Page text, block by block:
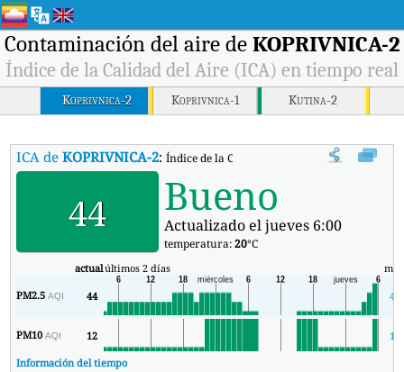
Contaminación del aire de KOPRIVNICA-2
Índice de la Calidad del Aire (ICA) en tiempo real
Koprivnica-2 Koprivnica-1 Kutina-2
ICA deKOPRIVNICA-2:Índice de la Calidad del Aire (ICA) de
44 Bueno
Actualizado el jueves 6:00
temperatura:20°C
actualúltimos 2 días
PM2.5AQI 44 41
PM10AQI 12
11
Información del tiempo